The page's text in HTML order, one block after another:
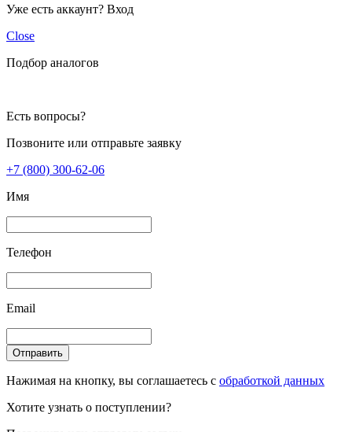
Уже есть аккаунт? Вход
Close
Подбор аналогов
Есть вопросы?
Позвоните или отправьте заявку
+7 (800) 300-62-06
Имя
Телефон
Email
Отправить
Нажимая на кнопку, вы соглашаетесь с обработкой данных
Хотите узнать о поступлении?